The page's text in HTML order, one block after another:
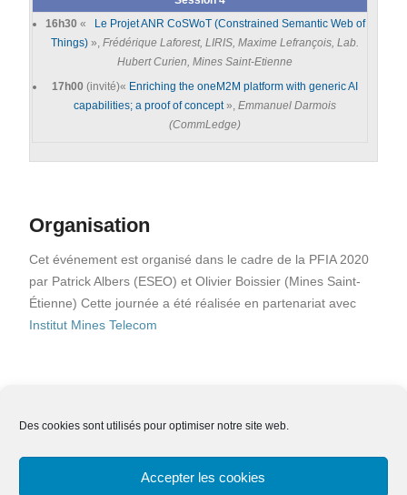
Des cookies sont utilisés pour optimiser notre site web.
Accepter les cookies
16h30 «
Le Projet ANR CoSWoT (Constrained Semantic Web of
Things) », Frédérique Laforest, LIRIS, Maxime Lefrançois, Lab.
Hubert Curien, Mines Saint-Etienne
17h00 (invité)« Enriching the oneM2M platform with generic AI
capabilities; a proof of concept»,Emmanuel Darmois
(CommLedge)
Organisation
Cet événement est organisé dans le cadre de la PFIA 2020
par Patrick Albers (ESEO) et Olivier Boissier (Mines Saint-
Étienne) Cette journée a été réalisée en partenariat avec
Institut Mines Telecom
Nous contacter Adhésion Mentions légales